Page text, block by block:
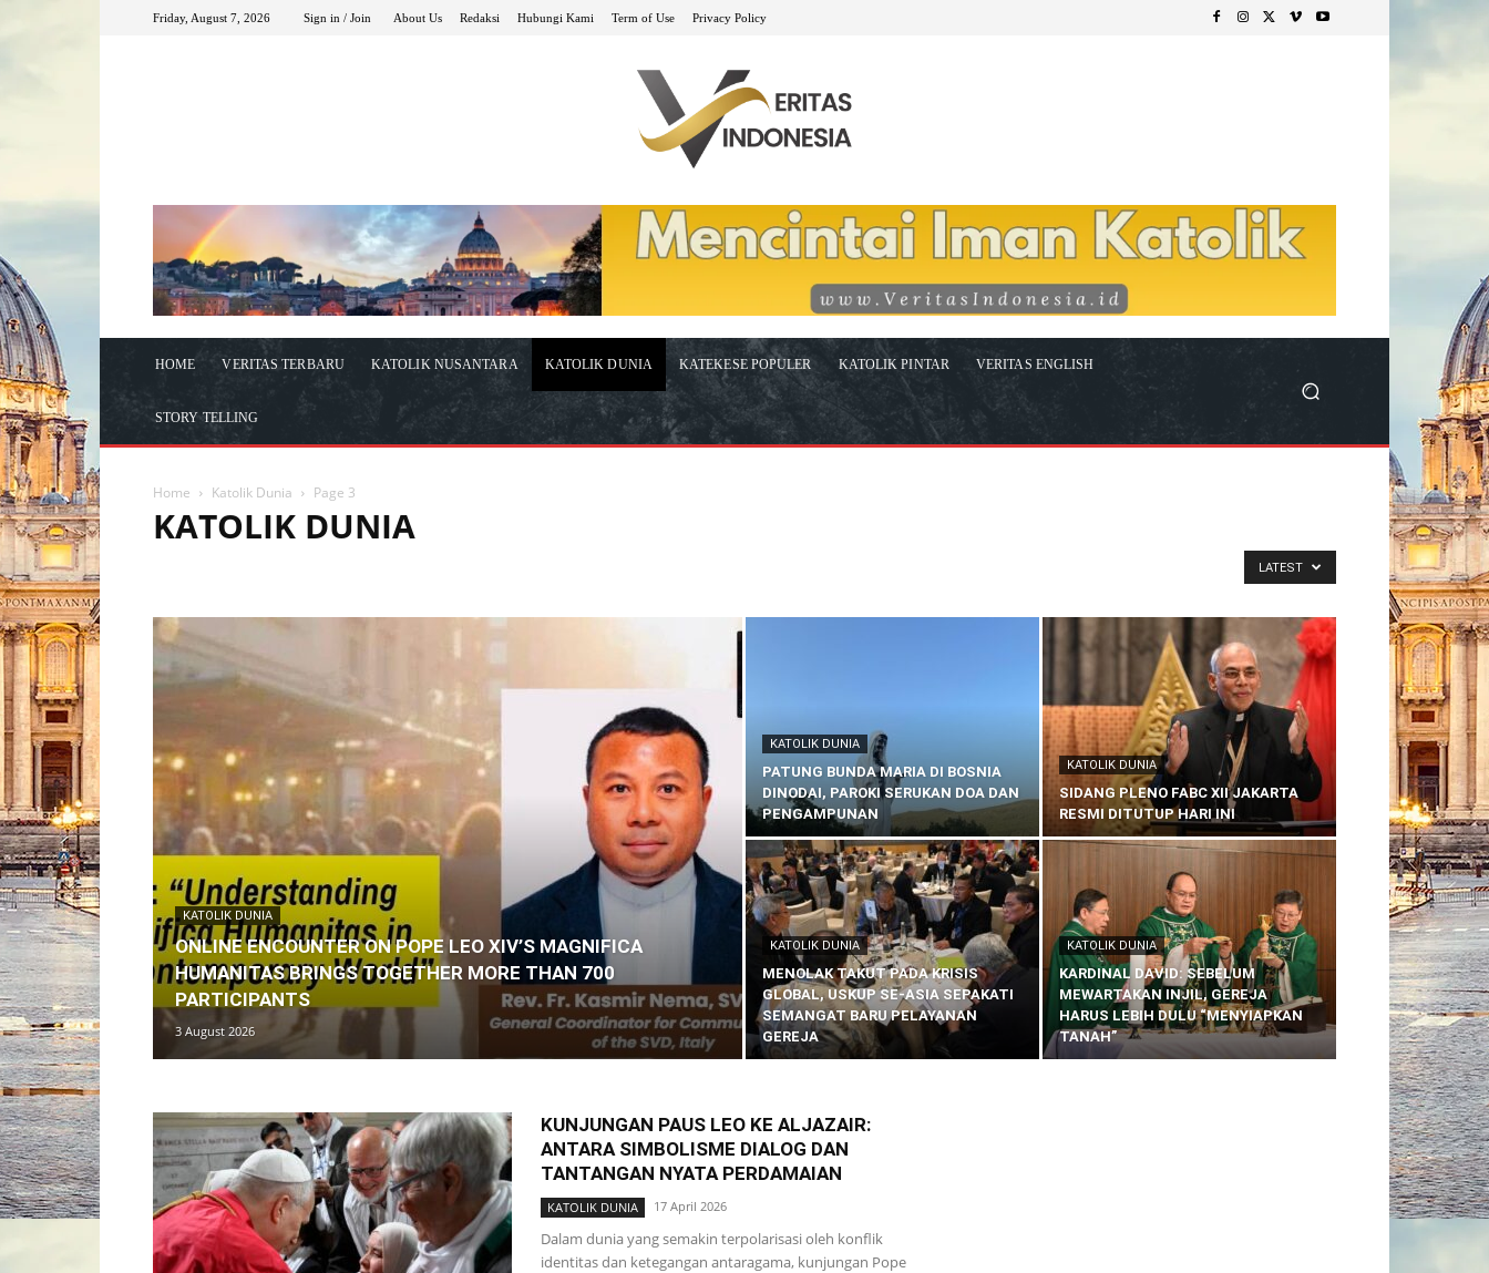
Friday, August 7, 2026 Sign in / Join About Us Redaksi Hubungi Kami Term of Use Privacy Policy
HOME VERITAS TERBARU KATOLIK NUSANTARA KATOLIK DUNIA KATEKESE POPULER KATOLIK PINTAR VERITAS ENGLISH
STORY TELLING
Home Katolik Dunia Page 3
KATOLIK DUNIA
LATEST
KATOLIK DUNIA
ONLINE ENCOUNTER ON POPE LEO XIV’S MAGNIFICA
HUMANITAS BRINGS TOGETHER MORE THAN 700
PARTICIPANTS
3 August 2026
KATOLIK DUNIA
PATUNG BUNDA MARIA DI BOSNIA
DINODAI, PAROKI SERUKAN DOA DAN
PENGAMPUNAN
KATOLIK DUNIA
SIDANG PLENO FABC XII JAKARTA
RESMI DITUTUP HARI INI
KATOLIK DUNIA
MENOLAK TAKUT PADA KRISIS
GLOBAL, USKUP SE-ASIA SEPAKATI
SEMANGAT BARU PELAYANAN
GEREJA
KATOLIK DUNIA
KARDINAL DAVID: SEBELUM
MEWARTAKAN INJIL, GEREJA
HARUS LEBIH DULU “MENYIAPKAN
TANAH”
KUNJUNGAN PAUS LEO KE ALJAZAIR:
ANTARA SIMBOLISME DIALOG DAN
TANTANGAN NYATA PERDAMAIAN
KATOLIK DUNIA 17 April 2026
Dalam dunia yang semakin terpolarisasi oleh konflik
identitas dan ketegangan antaragama, kunjungan Pope